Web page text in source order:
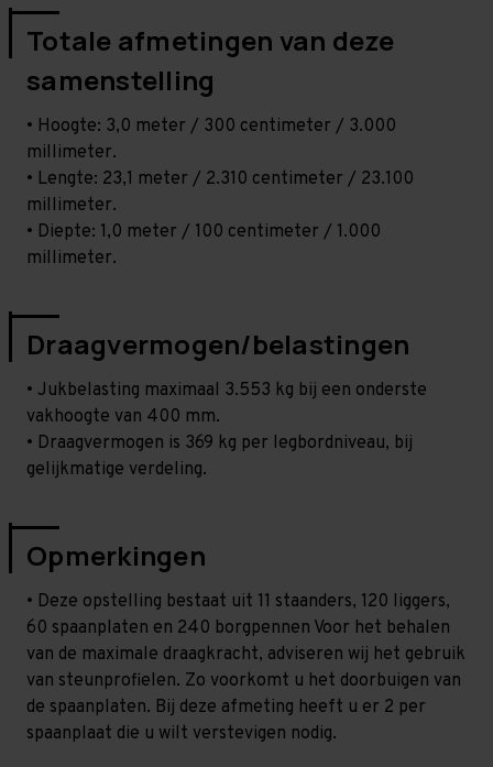
Totale afmetingen van deze
samenstelling
• Hoogte: 3,0 meter / 300 centimeter / 3.000
millimeter.
• Lengte: 23,1 meter / 2.310 centimeter / 23.100
millimeter.
• Diepte: 1,0 meter / 100 centimeter / 1.000
millimeter.
Draagvermogen/belastingen
• Jukbelasting maximaal 3.553 kg bij een onderste
vakhoogte van 400 mm.
• Draagvermogen is 369 kg per legbordniveau, bij
gelijkmatige verdeling.
Opmerkingen
• Deze opstelling bestaat uit 11 staanders, 120 liggers,
60 spaanplaten en 240 borgpennen Voor het behalen
van de maximale draagkracht, adviseren wij het gebruik
van steunprofielen. Zo voorkomt u het doorbuigen van
de spaanplaten. Bij deze afmeting heeft u er 2 per
spaanplaat die u wilt verstevigen nodig.